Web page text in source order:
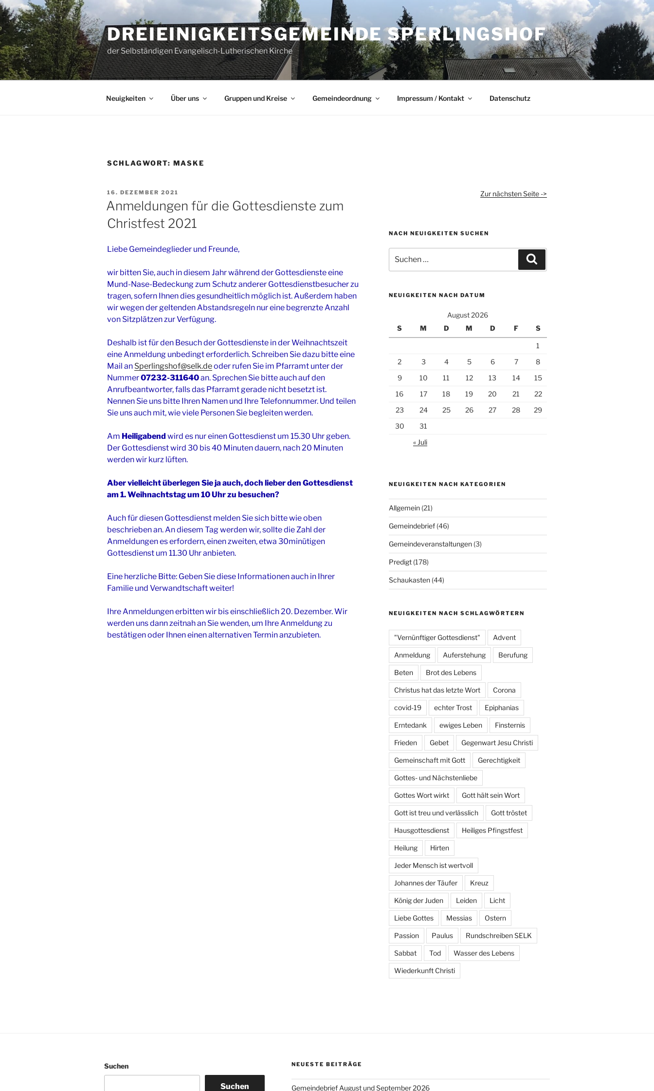
Zum
Inhalt
springen
DREIEINIGKEITSGEMEINDE SPERLINGSHOF
der Selbständigen Evangelisch-Lutherischen Kirche
Neuigkeiten Über uns Gruppen und Kreise Gemeindeordnung Impressum / Kontakt Datenschutz
SCHLAGWORT: MASKE
VERÖFFENTLICHT
AM
16. DEZEMBER 2021
Anmeldungen für die Gottesdienste zum
Christfest 2021
Liebe Gemeindeglieder und Freunde,
wir bitten Sie, auch in diesem Jahr während der Gottesdienste eine
Mund-Nase-Bedeckung zum Schutz anderer Gottesdienstbesucher zu
tragen, sofern Ihnen dies gesundheitlich möglich ist. Außerdem haben
wir wegen der geltenden Abstandsregeln nur eine begrenzte Anzahl
von Sitzplätzen zur Verfügung.
Deshalb ist für den Besuch der Gottesdienste in der Weihnachtszeit
eine Anmeldung unbedingt erforderlich. Schreiben Sie dazu bitte eine
Mail an Sperlingshof@selk.deoder rufen Sie im Pfarramt unter der
Nummer07232-311640an. Sprechen Sie bitte auch auf den
Anrufbeantworter, falls das Pfarramt gerade nicht besetzt ist.
Nennen Sie uns bitte Ihren Namen und Ihre Telefonnummer. Und teilen
Sie uns auch mit, wie viele Personen Sie begleiten werden.
Am Heiligabend wird es nur einen Gottesdienst um 15.30 Uhr geben.
Der Gottesdienst wird 30 bis 40 Minuten dauern, nach 20 Minuten
werden wir kurz lüften.
Aber vielleicht überlegen Sie ja auch, doch lieber den Gottesdienst
am 1. Weihnachtstag um 10 Uhr zu besuchen?
Auch für diesen Gottesdienst melden Sie sich bitte wie oben
beschrieben an. An diesem Tag werden wir, sollte die Zahl der
Anmeldungen es erfordern, einen zweiten, etwa 30minütigen
Gottesdienst um 11.30 Uhr anbieten.
Eine herzliche Bitte: Geben Sie diese Informationen auch in Ihrer
Familie und Verwandtschaft weiter!
Ihre Anmeldungen erbitten wir bis einschließlich 20. Dezember. Wir
werden uns dann zeitnah an Sie wenden, um Ihre Anmeldung zu
bestätigen oder Ihnen einen alternativen Termin anzubieten.
Zur nächsten Seite ->
NACH NEUIGKEITEN SUCHEN
nach:
NEUIGKEITEN NACH DATUM
August 2026
S
M D M D F S
1
2
3 4 5 6 7
8
9
10 11 12 13 14
15
16
17 18 19 20 21
22
23
24 25 26 27 28
29
30
31
« Juli
NEUIGKEITEN NACH KATEGORIEN
Allgemein(21)
Gemeindebrief(46)
Gemeindeveranstaltungen(3)
Predigt(178)
Schaukasten(44)
NEUIGKEITEN NACH SCHLAGWÖRTERN
"Vernünftiger Gottesdienst" Advent
Anmeldung Auferstehung Berufung
Beten Brot des Lebens
Christus hat das letzte Wort Corona
covid-19 echter Trost Epiphanias
Erntedank ewiges Leben Finsternis
Frieden Gebet Gegenwart Jesu Christi
Gemeinschaft mit Gott Gerechtigkeit
Gottes- und Nächstenliebe
Gottes Wort wirkt Gott hält sein Wort
Gott ist treu und verlässlich Gott tröstet
Hausgottesdienst Heiliges Pfingstfest
Heilung Hirten
Jeder Mensch ist wertvoll
Johannes der Täufer Kreuz
König der Juden Leiden Licht
Liebe Gottes Messias Ostern
Passion Paulus Rundschreiben SELK
Sabbat Tod Wasser des Lebens
Wiederkunft Christi
Suchen
Suchen
NEUESTE BEITRÄGE
Gemeindebrief August und September 2026